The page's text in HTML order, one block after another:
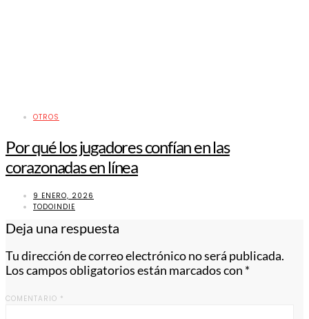
OTROS
Por qué los jugadores confían en las
corazonadas en línea
9 ENERO, 2026
TODOINDIE
Deja una respuesta
Tu dirección de correo electrónico no será publicada.
Los campos obligatorios están marcados con *
COMENTARIO *